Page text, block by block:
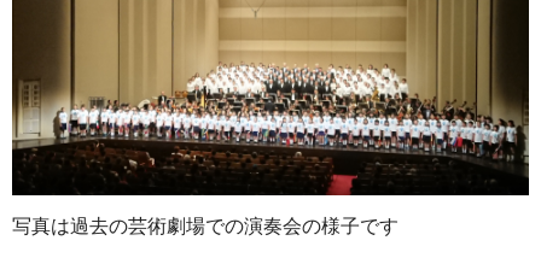
写真は過去の芸術劇場での演奏会の様子です